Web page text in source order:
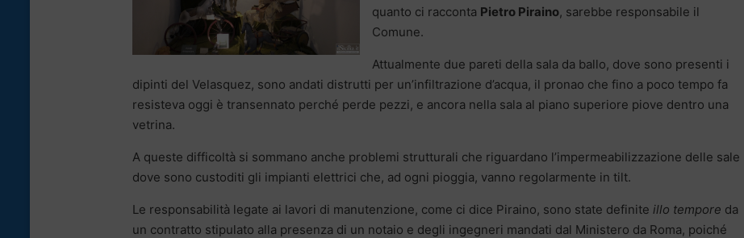
quanto ci racconta Pietro Piraino, sarebbe responsabile il
Comune.
Attualmente due pareti della sala da ballo, dove sono presenti i
dipinti del Velasquez, sono andati distrutti per un’infiltrazione d’acqua, il pronao che fino a poco tempo fa
resisteva oggi è transennato perché perde pezzi, e ancora nella sala al piano superiore piove dentro una
vetrina.
A queste difficoltà si sommano anche problemi strutturali che riguardano l’impermeabilizzazione delle sale
dove sono custoditi gli impianti elettrici che, ad ogni pioggia, vanno regolarmente in tilt.
Le responsabilità legate ai lavori di manutenzione, come ci dice Piraino, sono state definite illo tempore da
un contratto stipulato alla presenza di un notaio e degli ingegneri mandati dal Ministero da Roma, poiché